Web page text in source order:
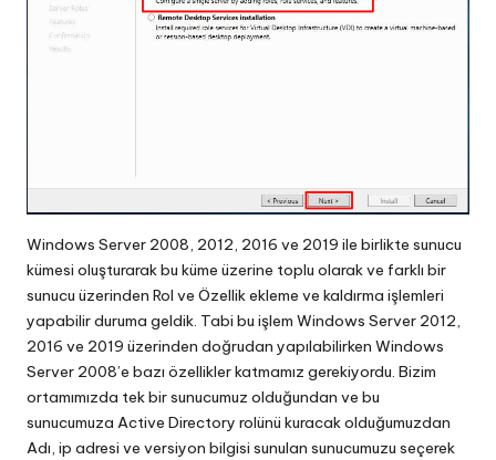
Windows Server 2008, 2012, 2016 ve 2019 ile birlikte sunucu
kümesi oluşturarak bu küme üzerine toplu olarak ve farklı bir
sunucu üzerinden Rol ve Özellik ekleme ve kaldırma işlemleri
yapabilir duruma geldik. Tabi bu işlem Windows Server 2012,
2016 ve 2019 üzerinden doğrudan yapılabilirken Windows
Server 2008’e bazı özellikler katmamız gerekiyordu. Bizim
ortamımızda tek bir sunucumuz olduğundan ve bu
sunucumuza Active Directory rolünü kuracak olduğumuzdan
Adı, ip adresi ve versiyon bilgisi sunulan sunucumuzu seçerek